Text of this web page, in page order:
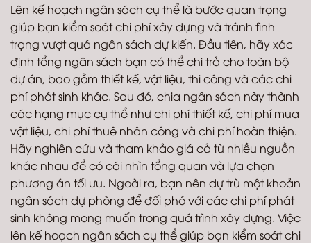
Lên kế hoạch ngân sách cụ thể là bước quan trọng
giúp bạn kiểm soát chi phí xây dựng và tránh tình
trạng vượt quá ngân sách dự kiến. Đầu tiên, hãy xác
định tổng ngân sách bạn có thể chi trả cho toàn bộ
dự án, bao gồm thiết kế, vật liệu, thi công và các chi
phí phát sinh khác. Sau đó, chia ngân sách này thành
các hạng mục cụ thể như chi phí thiết kế, chi phí mua
vật liệu, chi phí thuê nhân công và chi phí hoàn thiện.
Hãy nghiên cứu và tham khảo giá cả từ nhiều nguồn
khác nhau để có cái nhìn tổng quan và lựa chọn
phương án tối ưu. Ngoài ra, bạn nên dự trù một khoản
ngân sách dự phòng để đối phó với các chi phí phát
sinh không mong muốn trong quá trình xây dựng. Việc
lên kế hoạch ngân sách cụ thể giúp bạn kiểm soát chi